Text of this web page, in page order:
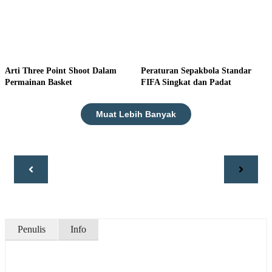
Arti Three Point Shoot Dalam
Permainan Basket
Peraturan Sepakbola Standar
FIFA Singkat dan Padat
Muat Lebih Banyak
Penulis Info